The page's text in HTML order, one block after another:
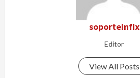
soporteinfix
Editor
View All Posts